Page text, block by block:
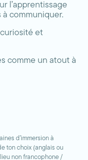
l’apprentissage
communiquer.
curiosité et
comme un atout à
d’immersion à
ton choix (anglais ou
non francophone /